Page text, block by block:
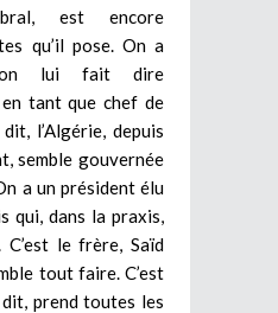
est encore
qu’il pose. On a
lui fait dire
tant que chef de
l’Algérie, depuis
semble gouvernée
a un président élu
qui, dans la praxis,
C’est le frère, Saïd
tout faire. C’est
dit, prend toutes les